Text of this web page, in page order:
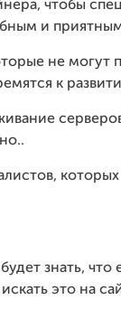
чтобы
и
не могут
к
знать, что
это на